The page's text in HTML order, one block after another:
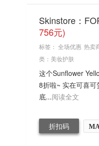
Skinstore：
756元)
标签： 全场优惠 热卖
类： 美妆护肤
这个Sunflower
8折啦~ 实在可喜
底...阅读全文
折扣码